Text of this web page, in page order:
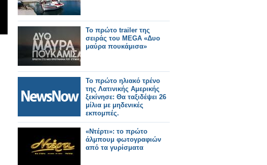
Το πρώτο trailer της
σειράς του MEGA «Δυο
μαύρα πουκάμισα»
Το πρώτο ηλιακό τρένο
της Λατινικής Αμερικής
ξεκίνησε: Θα ταξιδέψει 26
μίλια με μηδενικές
εκπομπές.
«Ντέρτι»: το πρώτο
άλμπουμ φωτογραφιών
από τα γυρίσματα